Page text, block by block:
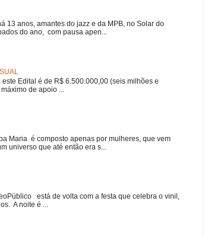
13 anos, amantes do jazz e da MPB, no Solar do
do ano, com pausa apen...
Edital é de R$ 6.500.000,00 (seis milhões e
de apoio ...
Maria é composto apenas por mulheres, que vem
universo que até então era s...
está de volta com a festa que celebra o vinil,
A noite é ...